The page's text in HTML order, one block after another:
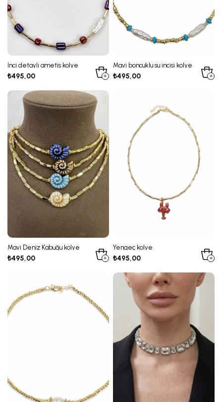
İnci detaylı ametis kolye
₺495,00
Mavi boncuklu su incisi kolye
₺495,00
Mavi Deniz Kabuğu kolye
₺495,00
Yengeç kolye
₺495,00